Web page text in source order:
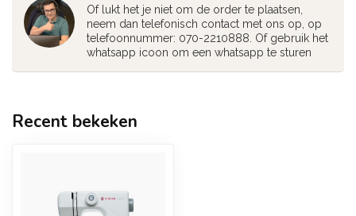
Of lukt het je niet om de order te plaatsen,
neem dan telefonisch contact met ons op, op
telefoonnummer: 070-2210888. Of gebruik het
whatsapp icoon om een whatsapp te sturen
Recent bekeken